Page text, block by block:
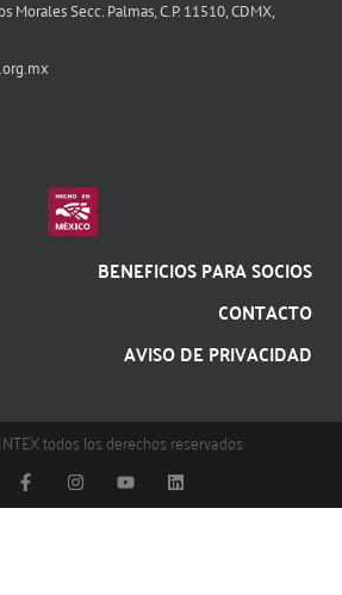
Morales Secc. Palmas, C.P. 11510, CDMX,
BENEFICIOS PARA SOCIOS
CONTACTO
AVISO DE PRIVACIDAD
todos los derechos reservados